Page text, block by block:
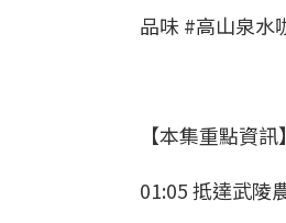
品味 #高山泉水
【本集重點資訊】
01:05 抵達武陵